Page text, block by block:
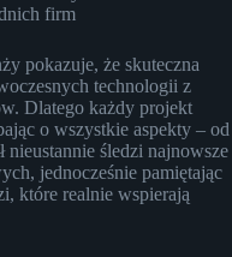
firm
pokazuje, że skuteczna
technologii z
Dlatego każdy projekt
o wszystkie aspekty – od
nieustannie śledzi najnowsze
jednocześnie pamiętając
które realnie wspierają